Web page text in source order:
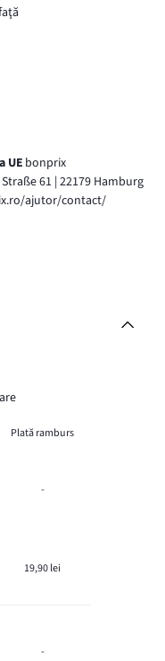
UE bonprix
61 | 22179 Hamburg
ajutor/contact/
Plată ramburs
-
19,90 lei
-